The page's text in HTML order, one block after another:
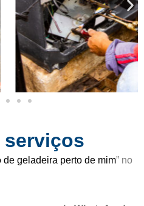
c
o
m
5
d
serviços
de geladeira perto de mim” no